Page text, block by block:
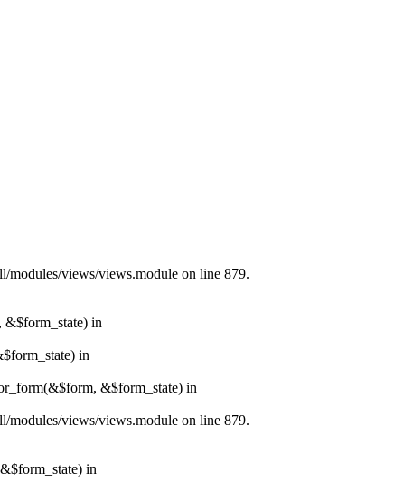
modules/views/views.module on line 879.
&$form_state) in
in
&$form_state) in
modules/views/views.module on line 879.
in